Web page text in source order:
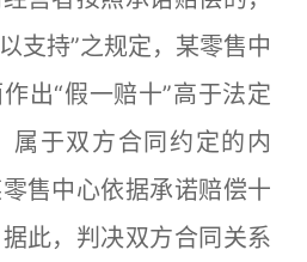
支持”之规定，某零售中
出“假一赔十”高于法定
属于双方合同约定的内
售中心依据承诺赔偿十
此，判决双方合同关系